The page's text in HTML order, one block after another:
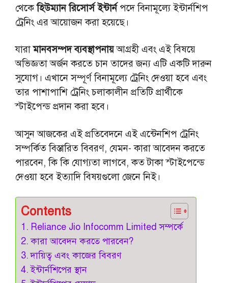
থেকেহিউম্যান রিসোর্স ইন্টার্নপদে বিনামূল্যে ইন্টার্নশিপ
ট্রেনিং এর আয়োজন করা হয়েছে।
যারামানবসম্পদ ব্যবস্থাপনায়আগ্রহী এবং এই বিষয়ে
অভিজ্ঞতা অর্জন করতে চান তাদের জন্য এটি একটি দারুন
সুযোগ। এখানে সম্পূর্ণ বিনামূল্যে ট্রেনিং দেওয়া হবে এবং
তার পাশাপাশি ট্রেনিং চলাকালীন প্রতিটি প্রার্থীকে
স্টাইপেন্ড প্রদান করা হবে।
আসুন আজকের এই প্রতিবেদনে এই এন্টেনশিপ ট্রেনিং
সম্পর্কিত বিস্তারিত বিবরণ, যেমন- কারা আবেদন করতে
পারবেন, কি কি যোগ্যতা লাগবে, কত টাকা স্টাইপেন্ডে
দেওয়া হবে ইত্যাদি বিষয়গুলো জেনে নিই।
Contents
Reliance Jio Infocomm Limited সম্পর্কে
কারা আবেদন করতে পারবেন?
দায়িত্ব এবং কাজের বিবরণ
ইন্টার্নশিপের স্থান